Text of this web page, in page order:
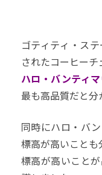
ゴティティ・ス
されたコーヒー
ハロ・バンティ
最も高品質だと分
同時にハロ・バ
標高が高いことも
標高が高いこと